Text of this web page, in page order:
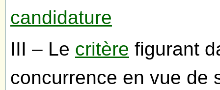
candidature
III – Le critère figurant
concurrence en vue de